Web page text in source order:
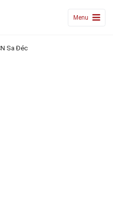
Menu
Sa Đéc